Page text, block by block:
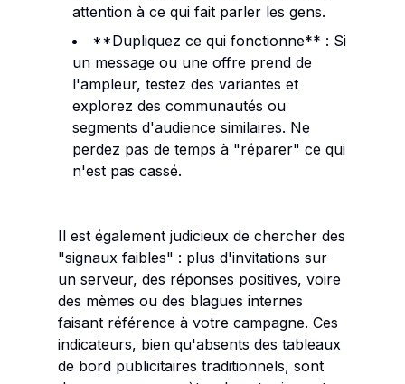
attention à ce qui fait parler les gens.
**Dupliquez ce qui fonctionne** : Si
un message ou une offre prend de
l'ampleur, testez des variantes et
explorez des communautés ou
segments d'audience similaires. Ne
perdez pas de temps à "réparer" ce qui
n'est pas cassé.
Il est également judicieux de chercher des
"signaux faibles" : plus d'invitations sur
un serveur, des réponses positives, voire
des mèmes ou des blagues internes
faisant référence à votre campagne. Ces
indicateurs, bien qu'absents des tableaux
de bord publicitaires traditionnels, sont